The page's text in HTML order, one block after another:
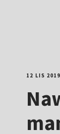
12 LIS 2019